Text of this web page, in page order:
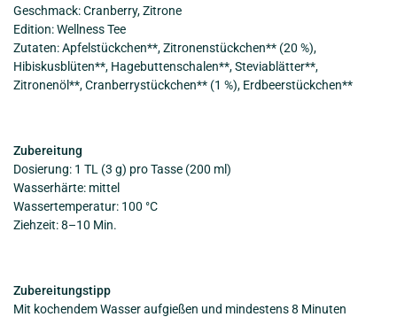
Geschmack: Cranberry, Zitrone
Edition: Wellness Tee
Zutaten: Apfelstückchen**, Zitronenstückchen** (20 %),
Hibiskusblüten**, Hagebuttenschalen**, Steviablätter**,
Zitronenöl**, Cranberrystückchen** (1 %), Erdbeerstückchen**
Zubereitung
Dosierung: 1 TL (3 g) pro Tasse (200 ml)
Wasserhärte: mittel
Wassertemperatur: 100 °C
Ziehzeit: 8–10 Min.
Zubereitungstipp
Mit kochendem Wasser aufgießen und mindestens 8 Minuten